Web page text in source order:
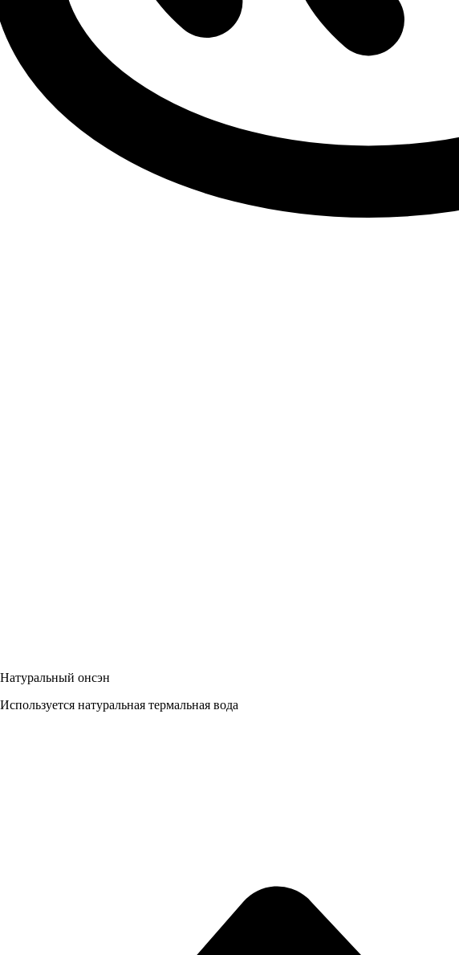
Натуральный онсэн
Используется натуральная термальная вода